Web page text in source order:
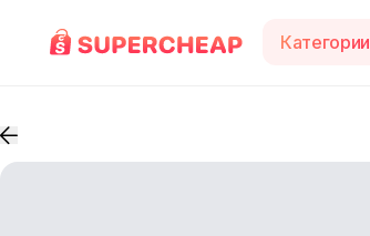
Категории